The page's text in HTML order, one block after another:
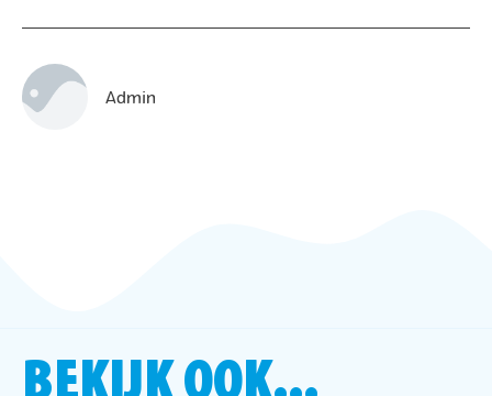
Admin
BEKIJK OOK...